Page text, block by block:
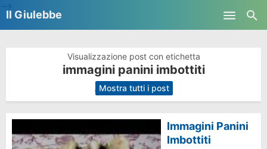
Il Giulebbe
Visualizzazione post con etichetta
immagini panini imbottiti
. Mostra tutti i post
Immagini Panini
Imbottiti